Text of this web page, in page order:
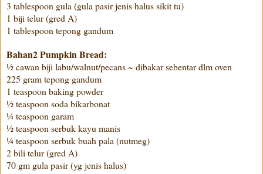
3 tablespoon gula (gula pasir jenis halus sikit tu)
1 biji telur (gred A)
1 tablespoon tepong gandum
Bahan2 Pumpkin Bread:
½ cawan biji labu/walnut/pecans ~ dibakar sebentar dlm oven
225 gram tepong gandum
1 teaspoon baking powder
½ teaspoon soda bikarbonat
¼ teaspoon garam
½ teaspoon serbuk kayu manis
¼ teaspoon serbuk buah pala (nutmeg)
2 bili telur (gred A)
70 gm gula pasir (yg jenis halus)